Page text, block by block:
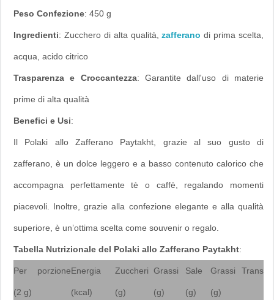
Peso Confezione: 450 g
Ingredienti: Zucchero di alta qualità,zafferano di prima scelta,
acqua, acido citrico
Trasparenza e Croccantezza: Garantite dall'uso di materie
prime di alta qualità
Benefici e Usi:
Il Polaki allo Zafferano Paytakht, grazie al suo gusto di
zafferano, è un dolce leggero e a basso contenuto calorico che
accompagna perfettamente tè o caffè, regalando momenti
piacevoli. Inoltre, grazie alla confezione elegante e alla qualità
superiore, è un’ottima scelta come souvenir o regalo.
Tabella Nutrizionale del Polaki allo Zafferano Paytakht:
Per porzione
(2 g)
Energia
(kcal)
Zuccheri
(g)
Grassi
(g)
Sale
(g)
Grassi Trans
(g)